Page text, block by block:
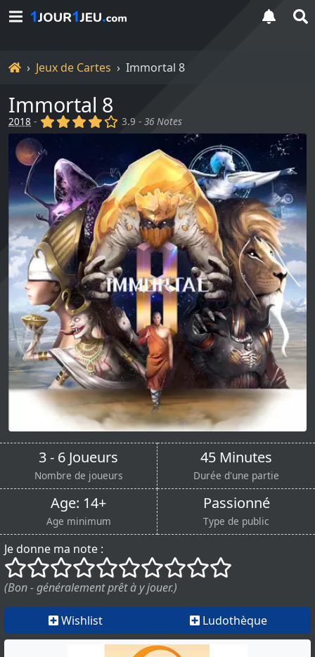
Accueil
Jeux de Cartes Immortal 8
Immortal 8
2018 - (x) (x) (x) (x) ()
3.9 -36 Notes
3 - 6 Joueurs
Nombre de joueurs
45 Minutes
Durée d'une partie
Age: 14+
Age minimum
Passionné
Type de public
Je donne ma note :
()
() () () () () () () ()
()
(Bon - généralement prêt à y jouer.)
Wishlist Ludothèque